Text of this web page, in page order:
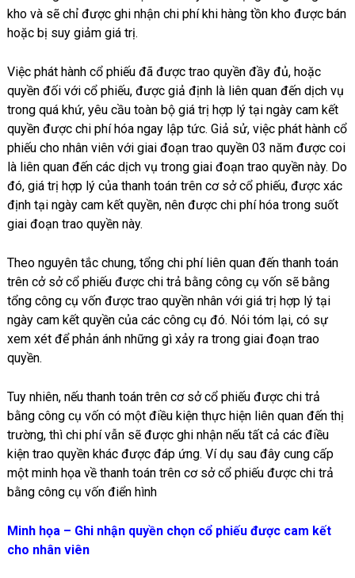
kho và sẽ chỉ được ghi nhận chi phí khi hàng tồn kho được bán
hoặc bị suy giảm giá trị.
Việc phát hành cổ phiếu đã được trao quyền đầy đủ, hoặc
quyền đối với cổ phiếu, được giả định là liên quan đến dịch vụ
trong quá khứ, yêu cầu toàn bộ giá trị hợp lý tại ngày cam kết
quyền được chi phí hóa ngay lập tức. Giả sử, việc phát hành cổ
phiếu cho nhân viên với giai đoạn trao quyền 03 năm được coi
là liên quan đến các dịch vụ trong giai đoạn trao quyền này. Do
đó, giá trị hợp lý của thanh toán trên cơ sở cổ phiếu, được xác
định tại ngày cam kết quyền, nên được chi phí hóa trong suốt
giai đoạn trao quyền này.
Theo nguyên tắc chung, tổng chi phí liên quan đến thanh toán
trên cở sở cổ phiếu được chi trả bằng công cụ vốn sẽ bằng
tổng công cụ vốn được trao quyền nhân với giá trị hợp lý tại
ngày cam kết quyền của các công cụ đó. Nói tóm lại, có sự
xem xét để phản ánh những gì xảy ra trong giai đoạn trao
quyền.
Tuy nhiên, nếu thanh toán trên cơ sở cổ phiếu được chi trả
bằng công cụ vốn có một điều kiện thực hiện liên quan đến thị
trường, thì chi phí vẫn sẽ được ghi nhận nếu tất cả các điều
kiện trao quyền khác được đáp ứng. Ví dụ sau đây cung cấp
một minh họa về thanh toán trên cơ sở cổ phiếu được chi trả
bằng công cụ vốn điển hình
Minh họa – Ghi nhận quyền chọn cổ phiếu được cam kết
cho nhân viên